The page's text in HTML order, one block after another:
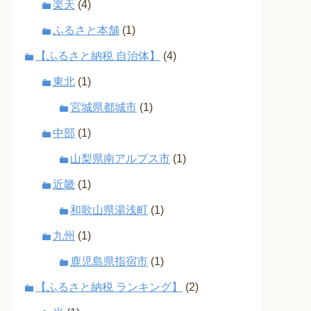
楽天 (4)
ふるさと本舗 (1)
【ふるさと納税 自治体】 (4)
東北 (1)
宮城県都城市 (1)
中部 (1)
山梨県南アルプス市 (1)
近畿 (1)
和歌山県湯浅町 (1)
九州 (1)
鹿児島県指宿市 (1)
【ふるさと納税 ランキング】 (2)